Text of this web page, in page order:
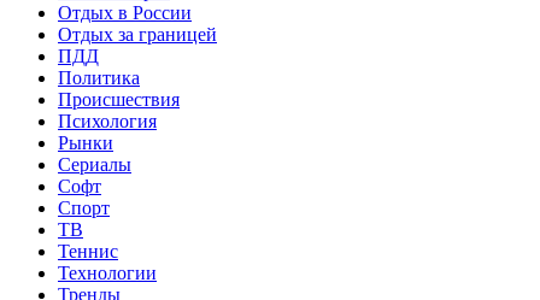
Отдых в России
Отдых за границей
ПДД
Политика
Происшествия
Психология
Рынки
Сериалы
Софт
Спорт
ТВ
Теннис
Технологии
Тренды